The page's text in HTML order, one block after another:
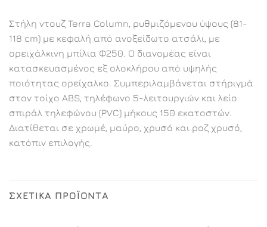
Στήλη ντουζ Terra Column, ρυθμιζόμενου ύψους (81-
118 cm) με κεφαλή από ανοξείδωτο ατσάλι, με
ορειχάλκινη μπίλια Φ250. Ο διανομέας είναι
κατασκευασμένος εξ ολοκλήρου από υψηλής
ποιότητας ορείχαλκο. Συμπεριλαμβάνεται στήριγμά
στον τοίχο ABS, τηλέφωνο 5-λειτουργιών και λείο
σπιράλ τηλεφώνου (PVC) μήκους 150 εκατοστών.
Διατίθεται σε χρωμέ, μαύρο, χρυσό και ροζ χρυσό,
κατόπιν επιλογής.
ΣΧΕΤΙΚΆ ΠΡΟΪΌΝΤΑ